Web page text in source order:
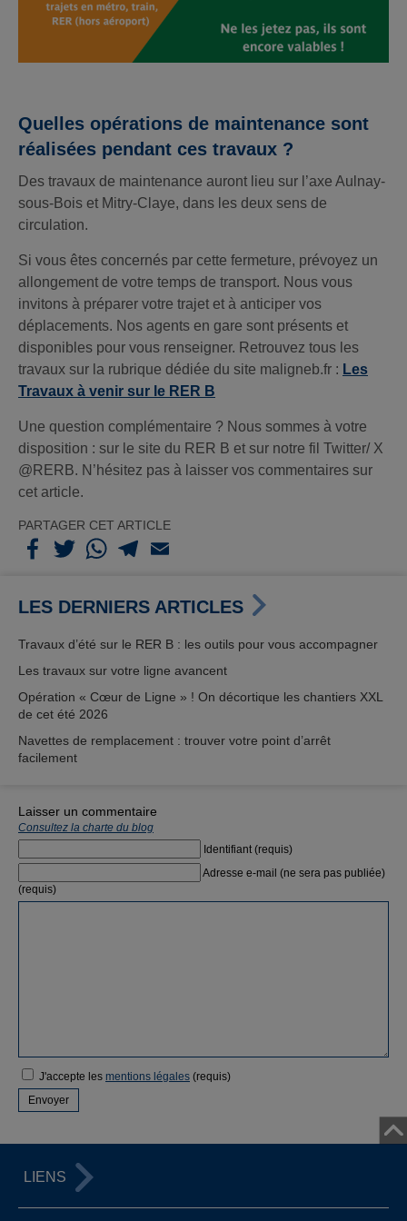
Quelles opérations de maintenance sont
réalisées pendant ces travaux ?
Des travaux de maintenance auront lieu sur l’axe Aulnay-
sous-Bois et Mitry-Claye, dans les deux sens de
circulation.
Si vous êtes concernés par cette fermeture, prévoyez un
allongement de votre temps de transport. Nous vous
invitons à préparer votre trajet et à anticiper vos
déplacements. Nos agents en gare sont présents et
disponibles pour vous renseigner. Retrouvez tous les
travaux sur la rubrique dédiée du site maligneb.fr : Les
Travaux à venir sur le RER B
Une question complémentaire ? Nous sommes à votre
disposition : sur le site du RER B et sur notre fil Twitter/ X
@RERB. N’hésitez pas à laisser vos commentaires sur
cet article.
PARTAGER CET ARTICLE
LES DERNIERS ARTICLES
Travaux d’été sur le RER B : les outils pour vous accompagner
Les travaux sur votre ligne avancent
Opération « Cœur de Ligne » ! On décortique les chantiers XXL
de cet été 2026
Navettes de remplacement : trouver votre point d’arrêt
facilement
Laisser un commentaire
Consultez la charte du blog
Identifiant (requis)
Adresse e-mail (ne sera pas publiée)
(requis)
J'accepte les mentions légales (requis)
LIENS